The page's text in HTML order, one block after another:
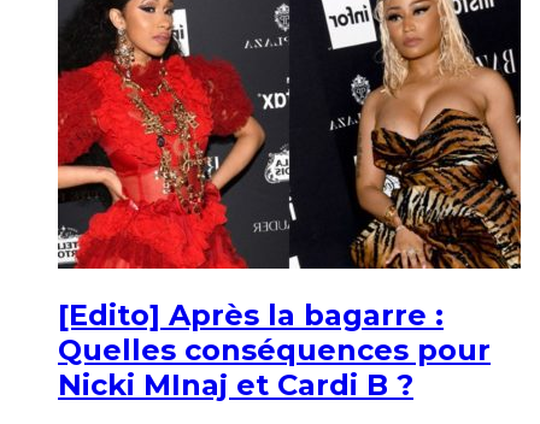
[Edito] Après la bagarre :
Quelles conséquences pour
Nicki MInaj et Cardi B ?